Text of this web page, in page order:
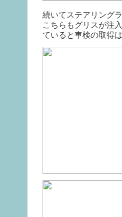
続いてステアリング
こちらもグリスが注
ていると車検の取得